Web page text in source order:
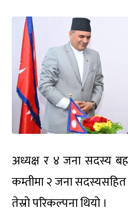
अध्यक्ष र ४ जना सदस्य
कम्तीमा २ जना
तेस्रो परिकल्पना थियो ।